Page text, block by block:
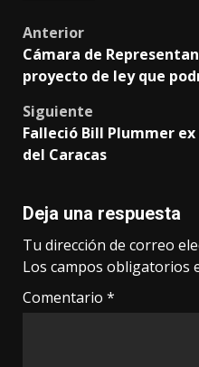
Post
navigation
Anterior
Cámara de
proyecto de ley que
Siguiente
Falleció Bill Plummer
del Caracas
Deja una respuesta
Tu dirección de correo
Los campos obligatorios
Comentario *